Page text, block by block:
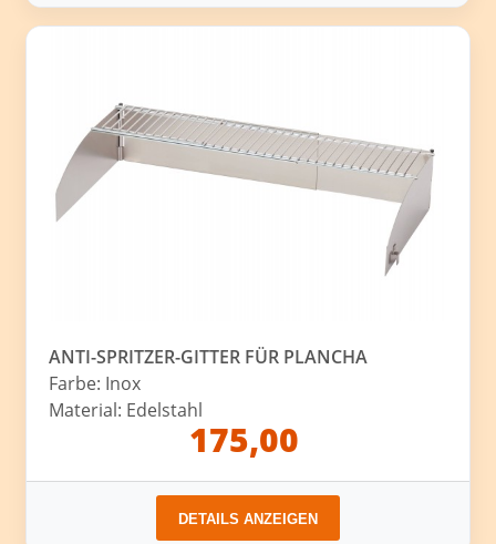
ANTI-SPRITZER-GITTER FÜR PLANCHA
Farbe: Inox
Material: Edelstahl
175,00
DETAILS ANZEIGEN